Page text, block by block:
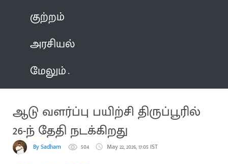
குற்றம்
அரசியல்
மேலும்
ஆடு வளர்ப்பு பயிற்சி திருப்பூரில்
26-ந் தேதி நடக்கிறது
By Sadham 504 May 22, 2026, 17:05 IST